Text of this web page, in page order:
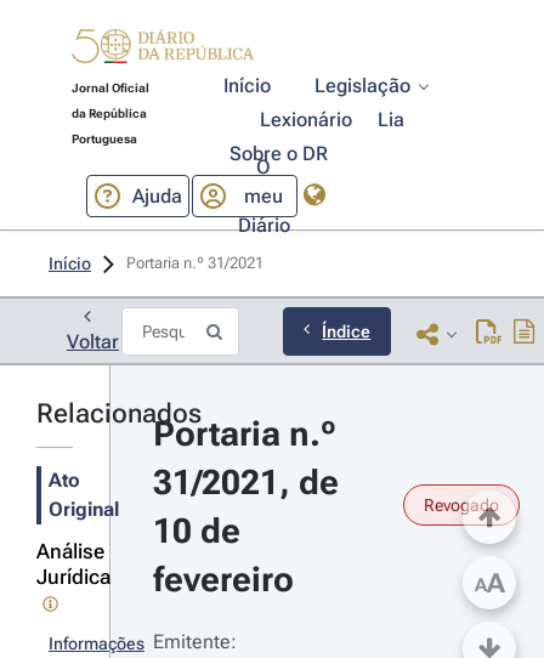
Jornal Oficial
da República
Portuguesa
Início
Legislação
Lexionário
Lia
Sobre o DR
Ajuda
O
meu
Diário
Início Portaria n.º 31/2021
Voltar Índice
Relacionados
Ato
Original
Análise
Jurídica
Informações
Portaria n.º
31/2021, de
10 de
fevereiro
Revogado
Emitente:
AA